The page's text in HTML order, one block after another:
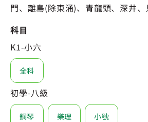
門、離島(除東涌)、青龍頭、深井
科目
K1-小六
全科
初學-八級
鋼琴 樂理 小號